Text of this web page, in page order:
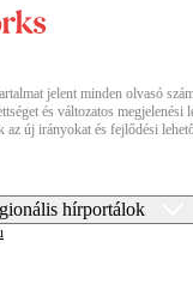
jelent minden olvasó
és változatos megjelenési
az új irányokat és fejlődési
hírportálok